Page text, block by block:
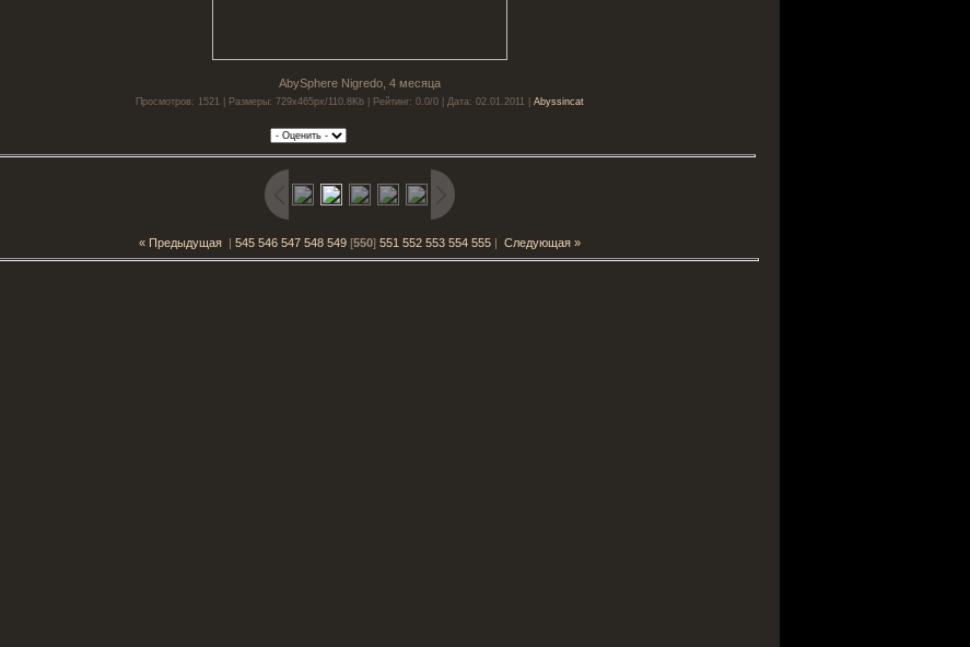
AbySphere Nigredo, 4 месяца
Просмотров: 1521 | Размеры: 729x465px/110.8Kb | Рейтинг: 0.0/0 | Дата: 02.01.2011 | Abyssincat
« Предыдущая| 545 546 547 548 549[550] 551 552 553 554 555| Следующая »